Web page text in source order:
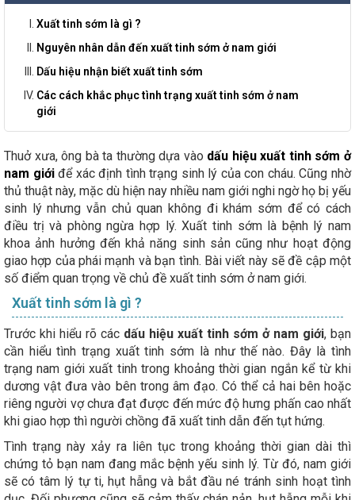
Xuất tinh sớm là gì ?
Nguyên nhân dẫn đến xuất tinh sớm ở nam giới
Dấu hiệu nhận biết xuất tinh sớm
Các cách khắc phục tình trạng xuất tinh sớm ở nam
giới
Thuở xưa, ông bà ta thường dựa vào dấu hiệu xuất tinh sớm ở
nam giớiđể xác định tình trạng sinh lý của con cháu. Cũng nhờ
thủ thuật này, mặc dù hiện nay nhiều nam giới nghi ngờ họ bị yếu
sinh lý nhưng vẫn chủ quan không đi khám sớm để có cách
điều trị và phòng ngừa hợp lý. Xuất tinh sớm là bệnh lý nam
khoa ảnh hưởng đến khả năng sinh sản cũng như hoạt động
giao hợp của phái mạnh và bạn tình. Bài viết này sẽ đề cập một
số điểm quan trọng về chủ đề xuất tinh sớm ở nam giới.
Xuất tinh sớm là gì ?
Trước khi hiểu rõ các dấu hiệu xuất tinh sớm ở nam giới, bạn
cần hiểu tình trạng xuất tinh sớm là như thế nào. Đây là tình
trạng nam giới xuất tinh trong khoảng thời gian ngắn kể từ khi
dương vật đưa vào bên trong âm đạo. Có thể cả hai bên hoặc
riêng người vợ chưa đạt được đến mức độ hưng phấn cao nhất
khi giao hợp thì người chồng đã xuất tinh dẫn đến tụt hứng.
Tình trạng này xảy ra liên tục trong khoảng thời gian dài thì
chứng tỏ bạn nam đang mắc bệnh yếu sinh lý. Từ đó, nam giới
sẽ có tâm lý tự ti, hụt hẫng và bắt đầu né tránh sinh hoạt tình